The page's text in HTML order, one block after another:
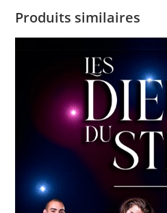
Produits similaires